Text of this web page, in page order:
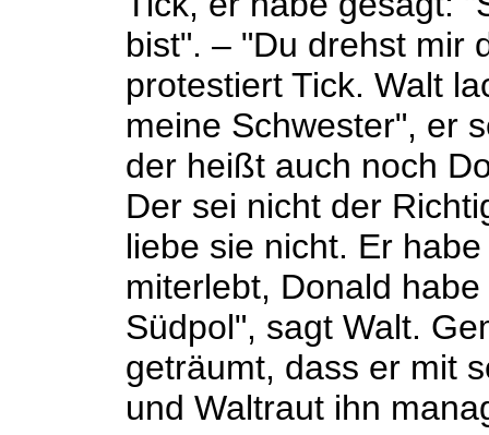
bist". – "Du drehst mir
protestiert Tick. Walt
meine Schwester", er
der heißt auch noch
Der sei nicht der
liebe sie nicht. Er
miterlebt, Donald
Südpol", sagt Walt.
geträumt, dass er mit
und Waltraut ihn